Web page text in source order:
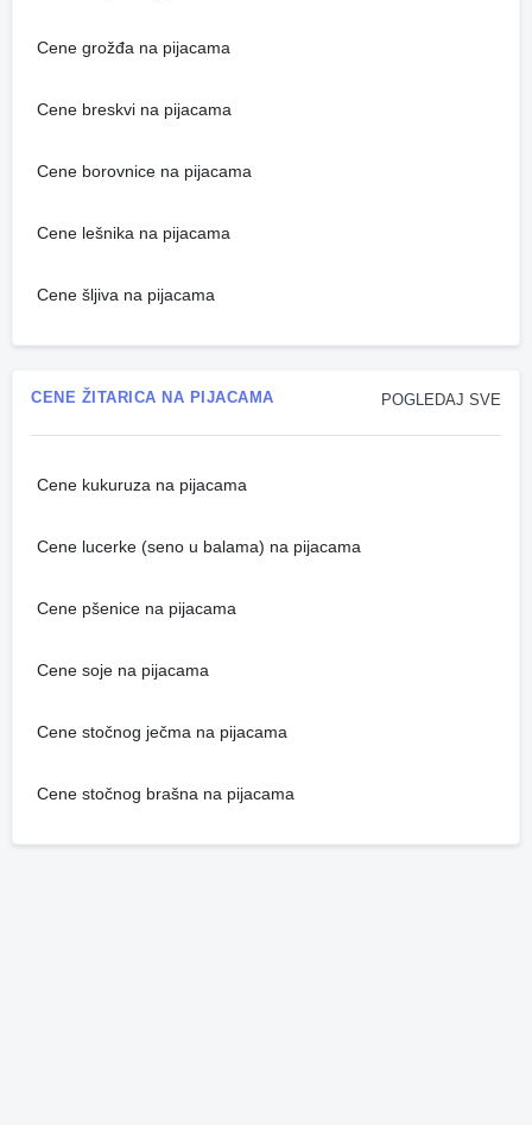
Cene grožđa na pijacama
Cene breskvi na pijacama
Cene borovnice na pijacama
Cene lešnika na pijacama
Cene šljiva na pijacama
POGLEDAJ SVE
CENE ŽITARICA NA PIJACAMA
Cene kukuruza na pijacama
Cene lucerke (seno u balama) na pijacama
Cene pšenice na pijacama
Cene soje na pijacama
Cene stočnog ječma na pijacama
Cene stočnog brašna na pijacama